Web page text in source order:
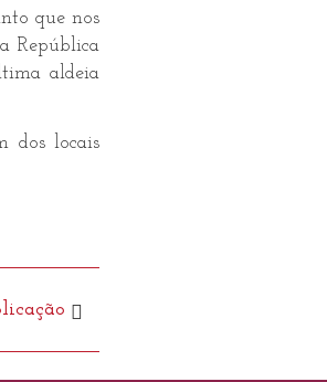
que nos
República
aldeia
dos locais